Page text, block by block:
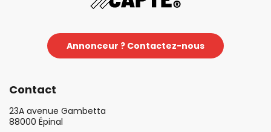
Annonceur ? Contactez-nous
Contact
23A avenue Gambetta
88000 Épinal